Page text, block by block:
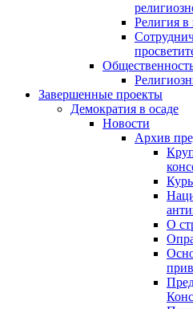
Религия в
Завершенные проекты
Демократия в осаде
Новости
Архив
О